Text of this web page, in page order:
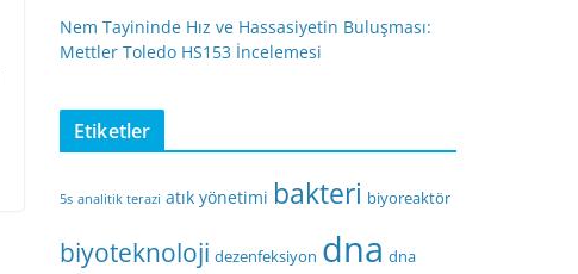
Nem Tayininde Hız ve Hassasiyetin Buluşması:
Mettler Toledo HS153 İncelemesi
Etiketler
5s analitik terazi atık yönetimi bakteri biyoreaktör
biyoteknoloji dezenfeksiyon dna dna